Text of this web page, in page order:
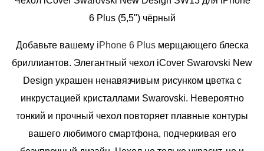
6 Plus (5,5") чёрный
Добавьте вашему iPhone 6 Plusмерщающего блеска
бриллиантов. Элегантный чехол iCover Swarovski New
Design украшен ненавязчивым рисунком цветка с
инкрустацией кристаллами Swarovski. Невероятно
тонкий и прочный чехол повторяет плавные контуры
вашего любимого смартфона, подчеркивая его